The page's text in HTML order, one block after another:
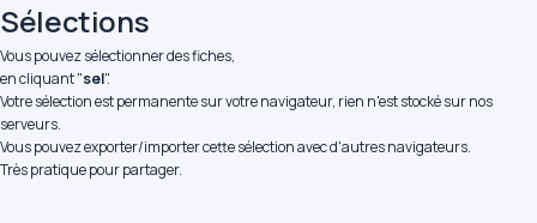
Sélections
Vous pouvez sélectionner des fiches,
en cliquant "sel".
Votre sélection est permanente sur votre navigateur, rien n'est stocké sur nos
serveurs.
Vous pouvez exporter/importer cette sélection avec d'autres navigateurs.
Très pratique pour partager.